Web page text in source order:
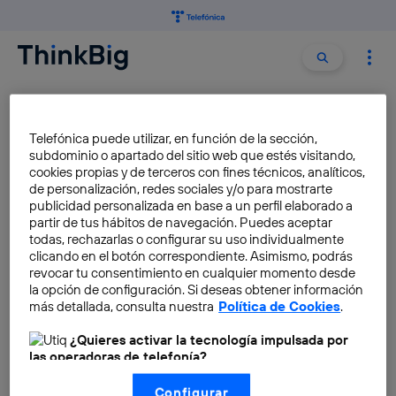
Buscar
Donde la tecnología y los
tejidos confluyen: el auténtico
wearable
Pablo G. Bejerano
←
Telefónica puede utilizar, en función de la sección,
subdominio o apartado del sitio web que estés visitando,
cookies propias y de terceros con fines técnicos, analíticos,
de personalización, redes sociales y/o para mostrarte
publicidad personalizada en base a un perfil elaborado a
partir de tus hábitos de navegación. Puedes aceptar
todas, rechazarlas o configurar su uso individualmente
clicando en el botón correspondiente. Asimismo, podrás
revocar tu consentimiento en cualquier momento desde
la opción de configuración. Si deseas obtener información
más detallada, consulta nuestra Política de Cookies.
¿Quieres activar la tecnología impulsada por
las operadoras de telefonía?
Nosotros, Telefónica S.A., utilizamos la tecnología Utiq para
Configurar